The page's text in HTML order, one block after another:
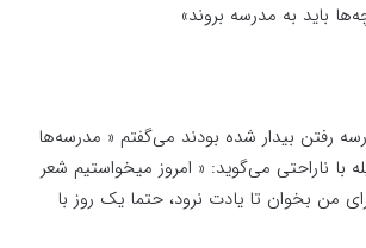
باید به مدرسه بروند»
رفتن بیدار شده بودند می‌گفتم « مدرسه‌ها
با ناراحتی می‌گوید: « امروز میخواستیم شعر
من بخوان تا یادت نرود، حتما یک روز با